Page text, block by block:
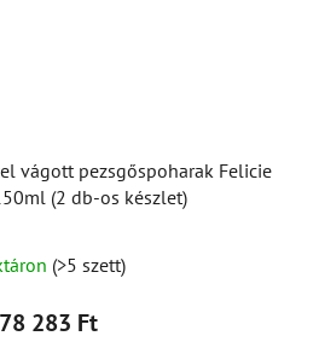
vágott pezsgőspoharak Felicie
(2 db-os készlet)
(>5 szett)
78 283 Ft